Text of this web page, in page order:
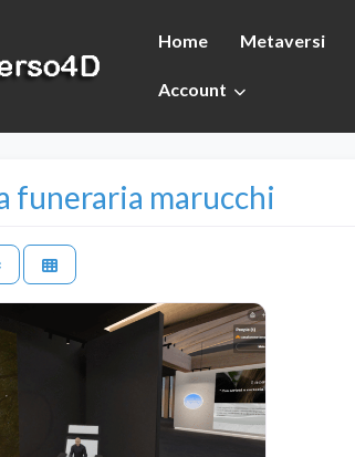
Home Metaversi
Account
funeraria marucchi